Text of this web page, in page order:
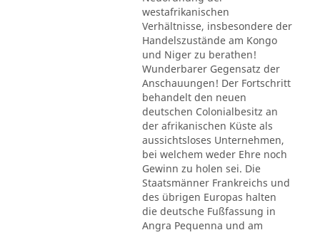
westafrikanischen
Verhältnisse, insbesondere der
Handelszustände am Kongo
und Niger zu berathen!
Wunderbarer Gegensatz der
Anschauungen! Der Fortschritt
behandelt den neuen
deutschen Colonialbesitz an
der afrikanischen Küste als
aussichtsloses Unternehmen,
bei welchem weder Ehre noch
Gewinn zu holen sei. Die
Staatsmänner Frankreichs und
des übrigen Europas halten
die deutsche Fußfassung in
Angra Pequenna und am